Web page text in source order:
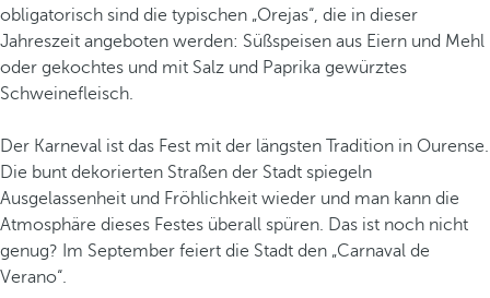
obligatorisch sind die typischen „Orejas“, die in dieser
Jahreszeit angeboten werden: Süßspeisen aus Eiern und Mehl
oder gekochtes und mit Salz und Paprika gewürztes
Schweinefleisch.
Der Karneval ist das Fest mit der längsten Tradition in Ourense.
Die bunt dekorierten Straßen der Stadt spiegeln
Ausgelassenheit und Fröhlichkeit wieder und man kann die
Atmosphäre dieses Festes überall spüren. Das ist noch nicht
genug? Im September feiert die Stadt den „Carnaval de
Verano“.